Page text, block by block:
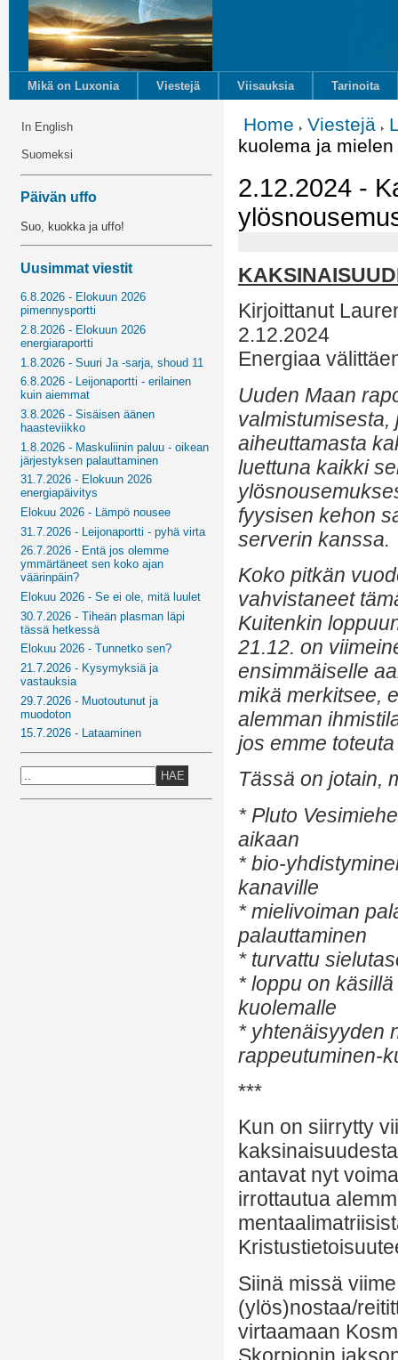
Mikä on Luxonia Viestejä Viisauksia Tarinoita
In English
Suomeksi
Päivän uffo
Suo, kuokka ja uffo!
Uusimmat viestit
6.8.2026 - Elokuun 2026
pimennysportti
2.8.2026 - Elokuun 2026
energiaraportti
1.8.2026 - Suuri Ja -sarja, shoud 11
6.8.2026 - Leijonaportti - erilainen
kuin aiemmat
3.8.2026 - Sisäisen äänen
haasteviikko
1.8.2026 - Maskuliinin paluu - oikean
järjestyksen palauttaminen
31.7.2026 - Elokuun 2026
energiapäivitys
Elokuu 2026 - Lämpö nousee
31.7.2026 - Leijonaportti - pyhä virta
26.7.2026 - Entä jos olemme
ymmärtäneet sen koko ajan
väärinpäin?
Elokuu 2026 - Se ei ole, mitä luulet
30.7.2026 - Tiheän plasman läpi
tässä hetkessä
Elokuu 2026 - Tunnetko sen?
21.7.2026 - Kysymyksiä ja
vastauksia
29.7.2026 - Muotoutunut ja
muodoton
15.7.2026 - Lataaminen
HAE
Home Viestejä
kuolema ja
2.12.2024 -
Kirjoittanut
2.12.2024
Energiaa
Uuden Maan
valmistumisesta,
aiheuttamasta
luettuna kaikki
fyysisen kehon
serverin kanssa.
Koko pitkän
vahvistaneet
Kuitenkin
21.12. on
ensimmäiselle
mikä merkitsee,
alemman
jos emme
Tässä on jotain,
* Pluto
aikaan
* bio-
kanaville
* mielivoiman
palauttaminen
* turvattu
* loppu on
kuolemalle
* yhtenäisyyden
rappeutuminen-
***
Kun on siirrytty
antavat nyt
irrottautua
Siinä missä
(ylös)nostaa/
virtaamaan
Skorpionin